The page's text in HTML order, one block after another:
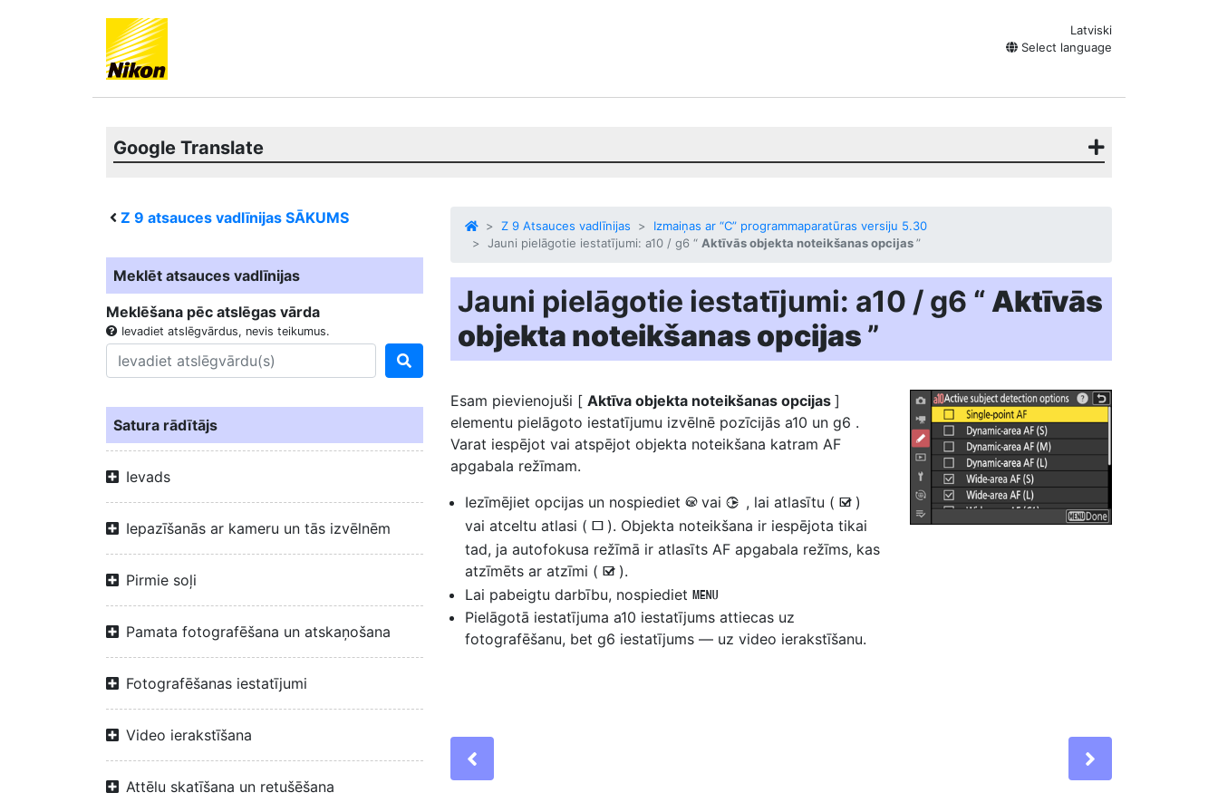
Latviski
Select language
Google Translate
Z 9 atsauces vadlīnijas SĀKUMS
Meklēt atsauces vadlīnijas
Meklēšana pēc atslēgas vārda
Ievadiet atslēgvārdus, nevis teikumus.
Satura rādītājs
Ievads
Iepazīšanās ar kameru un tās izvēlnēm
Pirmie soļi
Pamata fotografēšana un atskaņošana
Fotografēšanas iestatījumi
Video ierakstīšana
Attēlu skatīšana un retušēšana
Z 9 Atsauces vadlīnijas
Izmaiņas ar “C” programmaparatūras versiju 5.30
Jauni pielāgotie iestatījumi: a10 / g6 “ Aktīvās objekta noteikšanas opcijas”
Jauni pielāgotie iestatījumi: a10 / g6 “Aktīvās
objekta noteikšanas opcijas ”
Esam pievienojuši [ Aktīva objekta noteikšanas opcijas ]
elementu pielāgoto iestatījumu izvēlnē pozīcijās a10 un g6 .
Varat iespējot vai atspējot objekta noteikšana katram AF
apgabala režīmam.
Iezīmējiet opcijas un nospiediet J vai 2 , lai atlasītu ( M )
vai atceltu atlasi ( U ). Objekta noteikšana ir iespējota tikai
tad, ja autofokusa režīmā ir atlasīts AF apgabala režīms, kas
atzīmēts ar atzīmi ( M ).
Lai pabeigtu darbību, nospiediet G
Pielāgotā iestatījuma a10 iestatījums attiecas uz
fotografēšanu, bet g6 iestatījums — uz video ierakstīšanu.